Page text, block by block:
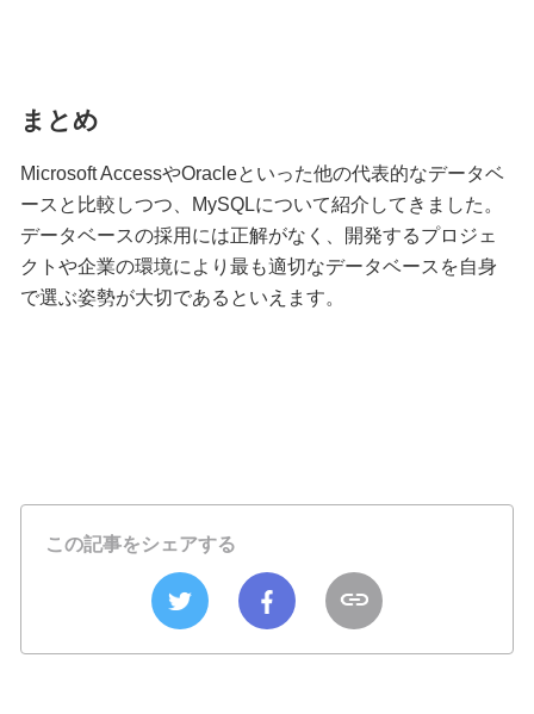
まとめ
Microsoft AccessやOracleといった他の代表的なデータベ
ースと比較しつつ、MySQLについて紹介してきました。
データベースの採用には正解がなく、開発するプロジェ
クトや企業の環境により最も適切なデータベースを自身
で選ぶ姿勢が大切であるといえます。
この記事をシェアする